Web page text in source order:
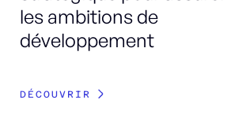
les ambitions de
développement
DÉCOUVRIR